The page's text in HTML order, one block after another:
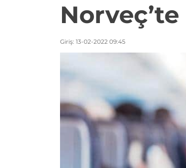
Norveç’te
Giriş: 13-02-2022 09:45